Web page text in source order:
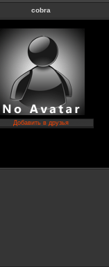
cobra
Добавить в друзья